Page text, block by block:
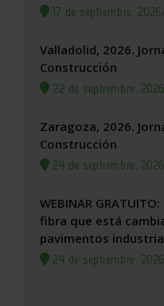
17 de septiembre, 2026
Valladolid, 2026.
Construcción
22 de septiembre, 2026
Zaragoza, 2026.
Construcción
24 de septiembre, 2026
WEBINAR
fibra que está
pavimentos
24 de septiembre, 2026